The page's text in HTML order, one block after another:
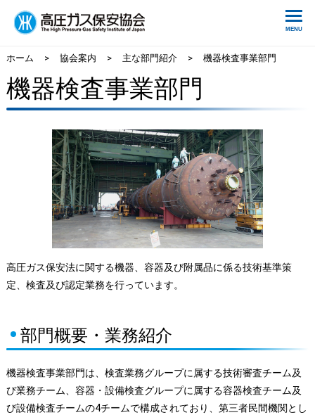
ホーム > 協会案内 > 主な部門紹介 > 機器検査事業部門
機器検査事業部門
高圧ガス保安法に関する機器、容器及び附属品に係る技術基準策
定、検査及び認定業務を行っています。
部門概要・業務紹介
機器検査事業部門は、検査業務グループに属する技術審査チーム及
び業務チーム、容器・設備検査グループに属する容器検査チーム及
び設備検査チームの4チームで構成されており、第三者民間機関とし